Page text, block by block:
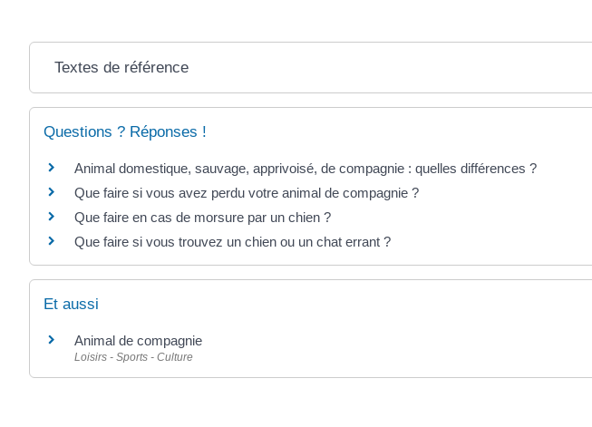
Textes de référence
Questions ? Réponses !
Animal domestique, sauvage, apprivoisé, de compagnie : quelles différences ?
Que faire si vous avez perdu votre animal de compagnie ?
Que faire en cas de morsure par un chien ?
Que faire si vous trouvez un chien ou un chat errant ?
Et aussi
Animal de compagnie
Loisirs - Sports - Culture